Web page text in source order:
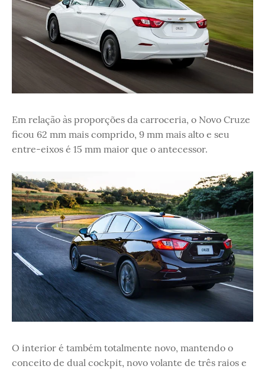
Em relação às proporções da carroceria, o Novo Cruze
ficou 62 mm mais comprido, 9 mm mais alto e seu
entre-eixos é 15 mm maior que o antecessor.
O interior é também totalmente novo, mantendo o
conceito de dual cockpit, novo volante de três raios e